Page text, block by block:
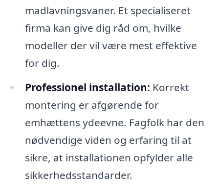
madlavningsvaner. Et specialiseret
firma kan give dig råd om, hvilke
modeller der vil være mest effektive
for dig.
Professionel installation: Korrekt
montering er afgørende for
emhættens ydeevne. Fagfolk har den
nødvendige viden og erfaring til at
sikre, at installationen opfylder alle
sikkerhedsstandarder.